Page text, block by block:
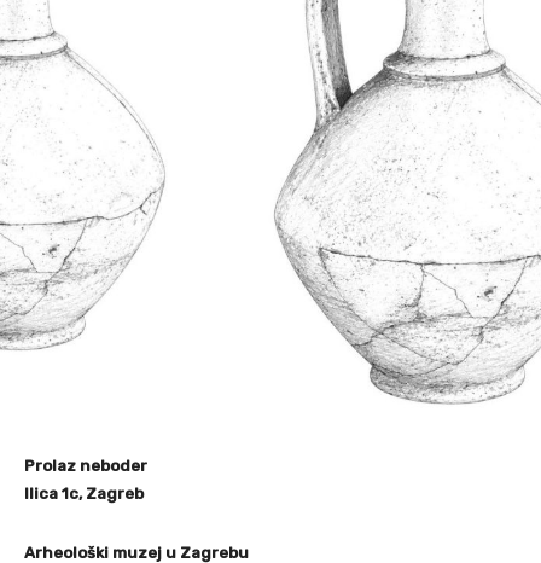
Prolaz neboder
Ilica 1c, Zagreb
Arheološki muzej u Zagrebu